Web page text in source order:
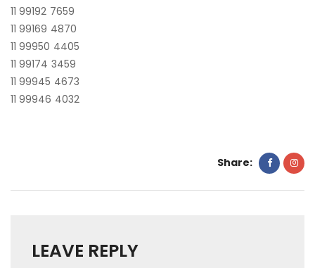
11 99192 7659
11 99169 4870
11 99950 4405
11 99174 3459
11 99945 4673
11 99946 4032
Share:
LEAVE REPLY